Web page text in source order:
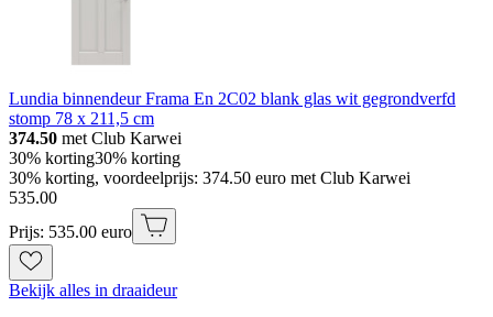
Lundia binnendeur Frama En 2C02 blank glas wit gegrondverfd
stomp 78 x 211,5 cm
374.50 met Club Karwei
30% korting30% korting
30% korting, voordeelprijs: 374.50 euro met Club Karwei
535.00
Prijs: 535.00 euro
Bekijk alles in draaideur